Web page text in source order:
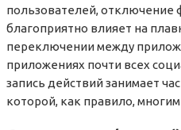
пользователей, отключение
благоприятно влияет на
переключении между
приложениях почти всех
запись действий занимает
которой, как правило, многим